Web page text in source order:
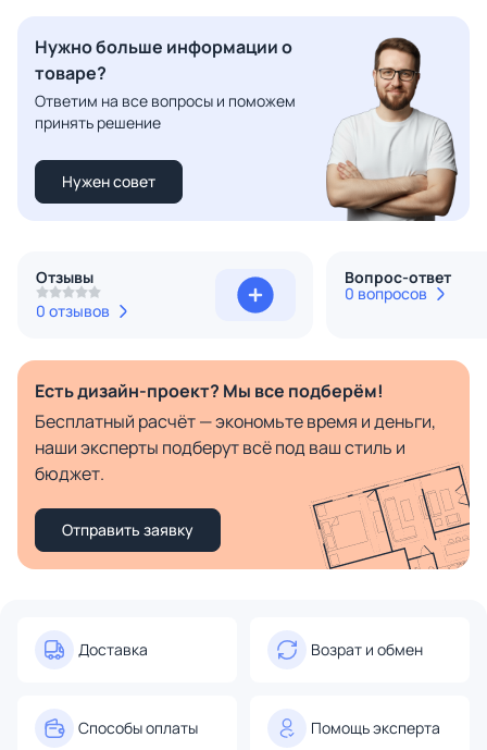
Нужно больше информации о
товаре?
Ответим на все вопросы и поможем
принять решение
Нужен совет
Отзывы
0 отзывов
Вопрос-ответ
0 вопросов
Есть дизайн-проект? Мы все подберём!
Бесплатный расчёт — экономьте время и деньги,
наши эксперты подберут всё под ваш стиль и
бюджет.
Отправить заявку
Доставка Возрат и обмен
Способы оплаты Помощь эксперта